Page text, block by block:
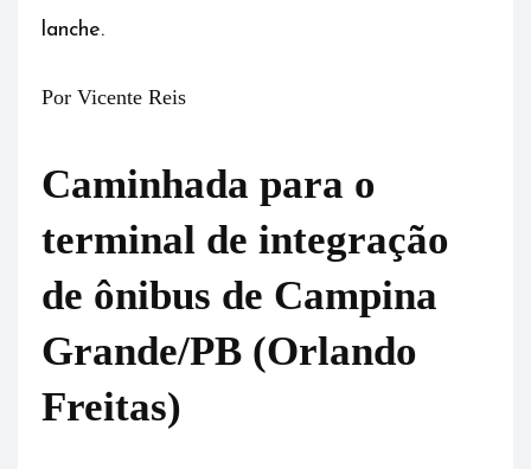
lanche.
Por Vicente Reis
Caminhada para o
terminal de integração
de ônibus de Campina
Grande/PB (Orlando
Freitas)